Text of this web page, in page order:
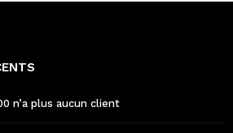
n’a plus aucun client